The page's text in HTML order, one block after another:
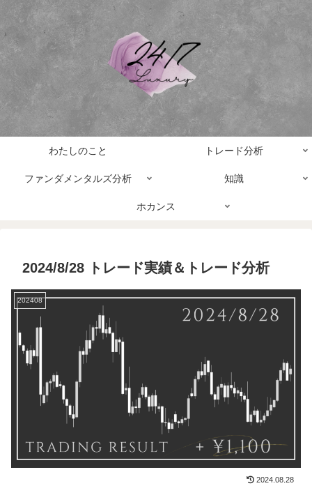
わたしのこと トレード分析
ファンダメンタルズ分析 知識
ホカンス
2024/8/28 トレード実績＆トレード分析
202408
2024.08.28